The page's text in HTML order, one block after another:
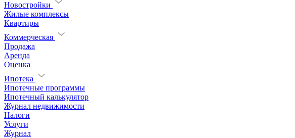
Новостройки
Жилые комплексы
Квартиры
Коммерческая
Продажа
Аренда
Оценка
Ипотека
Ипотечные программы
Ипотечный калькулятор
Журнал недвижимости
Налоги
Услуги
Журнал